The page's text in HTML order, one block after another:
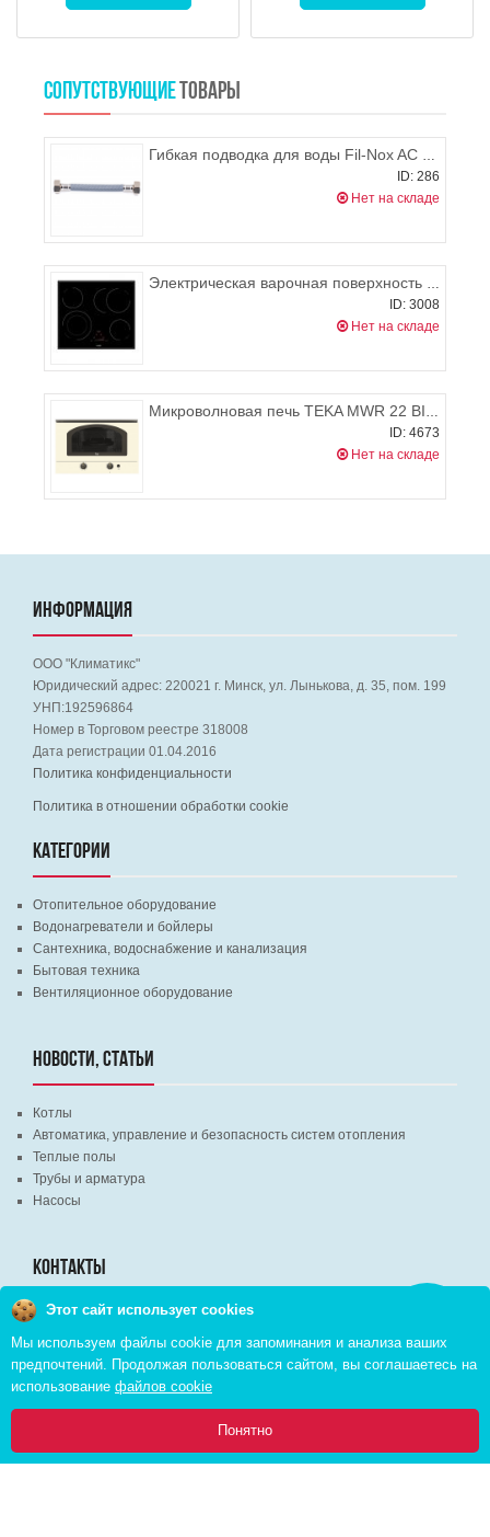
Главная Каталог Инфо Избранное Корзина:
СОПУТСТВУЮЩИЕ ТОВАРЫ
Гибкая подводка для воды Fil-Nox AС SN в нейлоновой оплетке ГхГ 1500 мм, MATEU
ID: 286
Нет на складе
Электрическая варочная поверхность EXITEQ EXH-102CB
ID: 3008
Нет на складе
Микроволновая печь TEKA MWR 22 BI VB
ID: 4673
Нет на складе
ИНФОРМАЦИЯ
ООО "Климатикс"
Юридический адрес: 220021 г. Минск, ул. Лынькова, д. 35, пом. 199
УНП:192596864
Номер в Торговом реестре 318008
Дата регистрации 01.04.2016
Политика конфиденциальности
Политика в отношении обработки cookie
КАТЕГОРИИ
Отопительное оборудование
Водонагреватели и бойлеры
Сантехника, водоснабжение и канализация
Бытовая техника
Вентиляционное оборудование
НОВОСТИ, СТАТЬИ
Котлы
Автоматика, управление и безопасность систем отопления
Теплые полы
Трубы и арматура
Насосы
КОНТАКТЫ
г. Минск, ВЦ "Экспобел", строительный рынок, павильон № 8c
г. Минск, ул. М. Лынькова, д. 35, пом. 199
+375 (29) 110-46-46 (А1)
+375 (29) 373-90-16 (A1)
Этот сайт использует cookies
Мы используем файлы cookie для запоминания и анализа ваших
предпочтений. Продолжая пользоваться сайтом, вы соглашаетесь на
использование файлов cookie
Понятно